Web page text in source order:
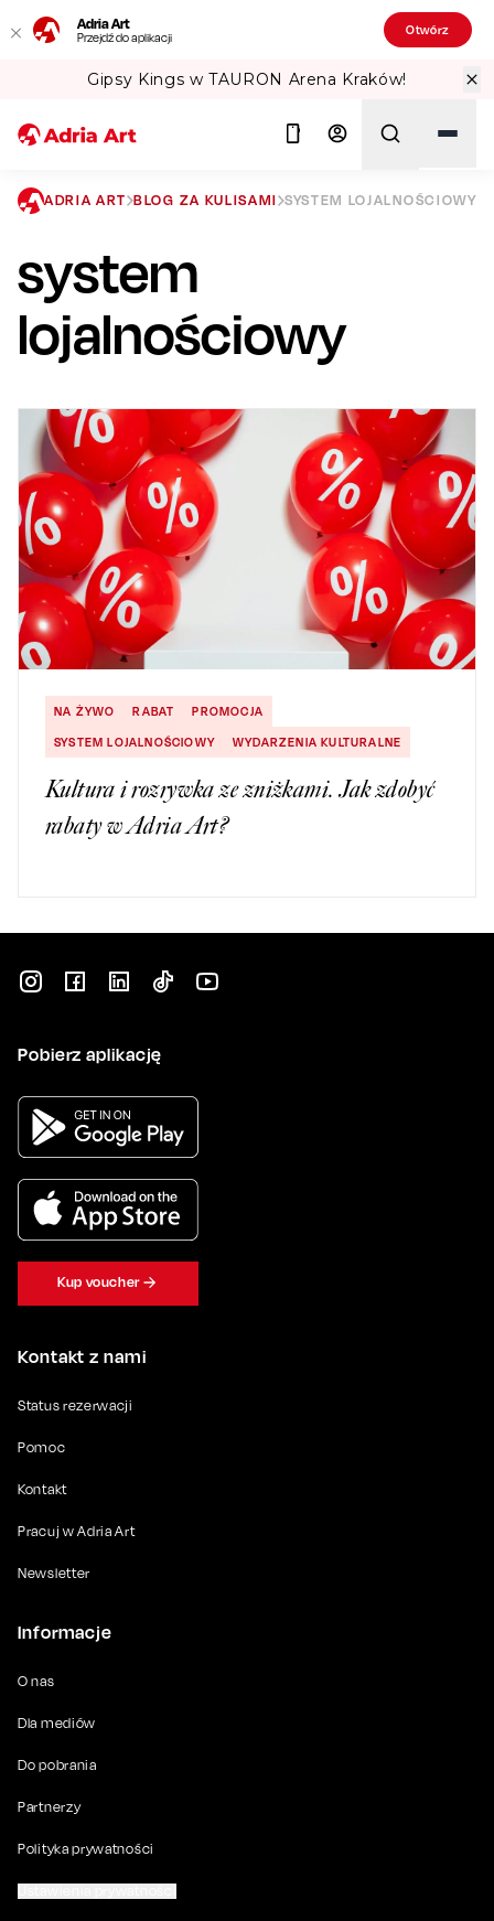
Adria Art
Przejdź do aplikacji Otwórz
Kraków! Sprawdź Teatralne
ADRIA ART BLOG ZA KULISAMI SYSTEM LOJALNOŚCIOWY
system
lojalnościowy
NA ŻYWO RABAT
PROMOCJA
SYSTEM LOJALNOŚCIOWY
WYDARZENIA KULTURALNE
Kultura i rozrywka ze zniżkami. Jak zdobyć
rabaty w Adria Art?
Kontakt z nami
Status rezerwacji
Pomoc
Kontakt
Pracuj w Adria Art
Newsletter
Informacje
O nas
Dla mediów
Do pobrania
Partnerzy
Polityka prywatności
Pobierz aplikację
Kup voucher